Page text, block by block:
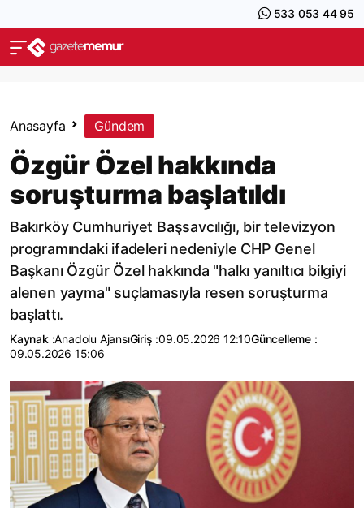
533 053 44 95
Anasayfa Gündem
Özgür Özel hakkında
soruşturma başlatıldı
Bakırköy Cumhuriyet Başsavcılığı, bir televizyon
programındaki ifadeleri nedeniyle CHP Genel
Başkanı Özgür Özel hakkında "halkı yanıltıcı bilgiyi
alenen yayma" suçlamasıyla resen soruşturma
başlattı.
Kaynak :Anadolu AjansıGiriş :09.05.2026 12:10Güncelleme :
09.05.2026 15:06